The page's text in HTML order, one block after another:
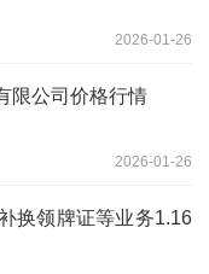
2026-01-26
限公司价格行情
2026-01-26
换领牌证等业务1.16